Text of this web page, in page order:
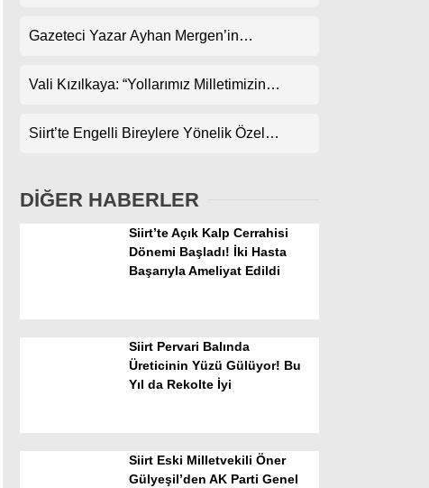
Spor
Etkinliği
Gazeteci Yazar Ayhan Mergen’in
Koyulan Bir Dönem”
Vali Kızılkaya: “Yollarımız Milletimizin
Siirt’te Engelli Bireylere Yönelik Özel
DİĞER HABERLER
Siirt’te Açık Kalp Cerrahisi
Dönemi Başladı! İki Hasta
Başarıyla Ameliyat Edildi
Siirt Pervari Balında
Üreticinin Yüzü Gülüyor! Bu
Yıl da Rekolte İyi
Siirt Eski Milletvekili Öner
Gülyeşil’den AK Parti Genel